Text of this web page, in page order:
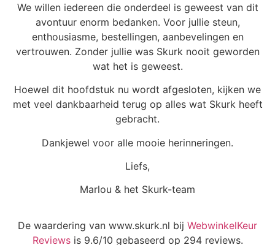
We willen iedereen die onderdeel is geweest van dit
avontuur enorm bedanken. Voor jullie steun,
enthousiasme, bestellingen, aanbevelingen en
vertrouwen. Zonder jullie was Skurk nooit geworden
wat het is geweest.
Hoewel dit hoofdstuk nu wordt afgesloten, kijken we
met veel dankbaarheid terug op alles wat Skurk heeft
gebracht.
Dankjewel voor alle mooie herinneringen.
Liefs,
Marlou & het Skurk-team
De waardering van www.skurk.nl bij WebwinkelKeur
Reviewsis 9.6/10 gebaseerd op 294 reviews.